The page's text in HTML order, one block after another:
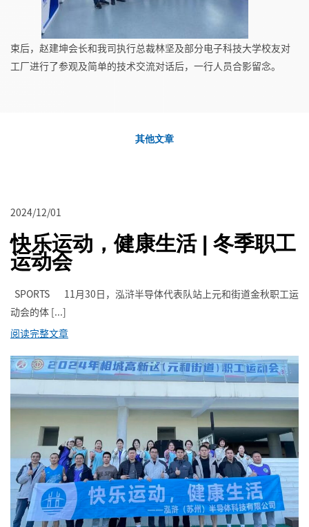
束后，赵建坤会长和我司执行总裁林坚及部分电子科技大学校友对
工厂进行了参观及简单的技术交流对话后，一行人员合影留念。
其他文章
2024/12/01
快乐运动，健康生活 | 冬季职工
运动会
SPORTS 11月30日，泓浒半导体代表队站上元和街道金秋职工运
动会的体 [...]
阅读完整文章